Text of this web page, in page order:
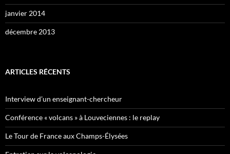
janvier 2014
décembre 2013
ARTICLES RÉCENTS
Interview d’un enseignant-chercheur
Conférence « volcans » à Louveciennes : le replay
Le Tour de France aux Champs-Élysées